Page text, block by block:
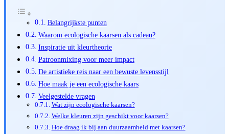
Belangrijkste punten
Waarom ecologische kaarsen als cadeau?
Inspiratie uit kleurtheorie
Patroonmixing voor meer impact
De artistieke reis naar een bewuste levensstijl
Hoe maak je een ecologische kaars
Veelgestelde vragen
Wat zijn ecologische kaarsen?
Welke kleuren zijn geschikt voor kaarsen?
Hoe draag ik bij aan duurzaamheid met kaarsen?